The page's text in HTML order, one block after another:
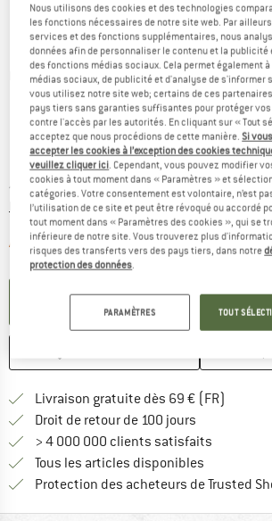
Photos détaillées
Prix:
49,95€ TVA incl.
hors Frais de livraisonInformations sur les frais
Article momentanément épuisé;Le lien s'ouvre
PARAMÉTRER
Livraison gratuite dès 69 € (FR)
Droit de retour de 100 jours
> 4 000 000 clients satisfaits
Tous les articles disponibles
Protection des acheteurs de Trusted
Nous utilisons des cookies et des technologies
les fonctions nécessaires de notre site web. Par
services et des fonctions supplémentaires, nous
données afin de personnaliser le contenu et la
des fonctions médias sociaux. Cela permet également
médias sociaux, de publicité et d'analyse de s'informer
vous utilisez notre site web; certains de ces
pays tiers sans garanties suffisantes pour protéger vos
contre l'accès par les autorités. En cliquant sur « Tout
acceptez que nous procédions de cette manière.Si
accepter les cookies à l’exception des cookies
veuillez cliquer ici. Cependant, vous pouvez modifier
cookies à tout moment dans « Paramètres » et
catégories. Votre consentement est volontaire, n’est
l’utilisation de ce site et peut être révoqué ou accordé
tout moment dans « Paramètres des cookies », qui se
inférieure de notre site. Vous trouverez plus
risques des transferts vers des pays tiers, dans notre
protection des données.
PARAMÈTRES TOUT